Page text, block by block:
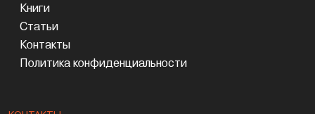
Книги
Статьи
Контакты
Политика конфиденциальности